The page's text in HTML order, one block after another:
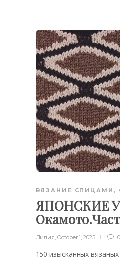
ВЯЗАНИЕ СПИЦАМИ ,
ЯПОНСКИЕ
Лилия, October 1, 2025 0
150 изысканных